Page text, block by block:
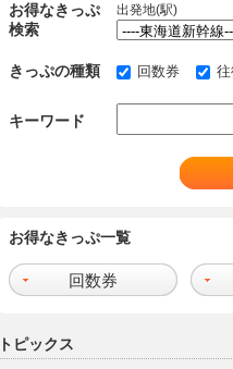
お得なきっぷ
検索
出発地(駅)
きっぷの種類 回数券 往
キーワード
お得なきっぷ一覧
回数券
トピックス